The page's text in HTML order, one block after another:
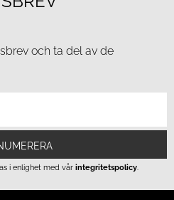
och ta del av de
i enlighet med vår integritetspolicy.